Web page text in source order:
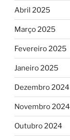
Abril 2025
Março 2025
Fevereiro 2025
Janeiro 2025
Dezembro 2024
Novembro 2024
Outubro 2024